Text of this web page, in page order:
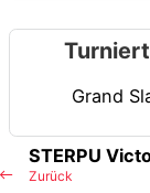
Grand
Zurück
STERPU